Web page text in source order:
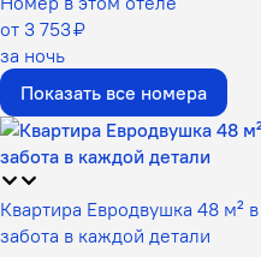
от 3 753 ₽
за ночь
Показать все номера
Квартира Евродвушка 48 м²
забота в каждой детали